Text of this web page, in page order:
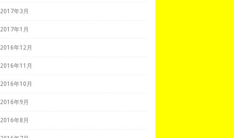
2017年3月
2017年1月
2016年12月
2016年11月
2016年10月
2016年9月
2016年8月